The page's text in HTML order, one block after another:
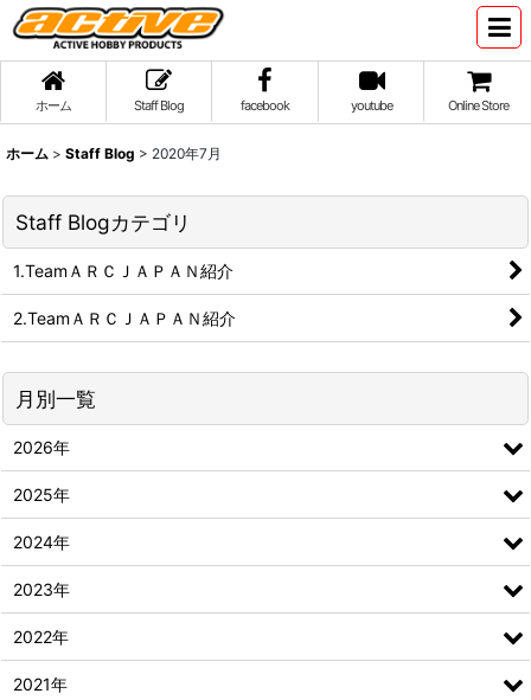
ホーム Staff Blog facebook youtube Online Store
ホーム > Staff Blog > 2020年7月
Staff Blogカテゴリ
1.TeamＡＲＣＪＡＰＡＮ紹介
2.TeamＡＲＣＪＡＰＡＮ紹介
月別一覧
2026年
2025年
2024年
2023年
2022年
2021年